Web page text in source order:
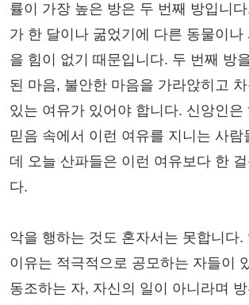
률이 가장 높은 방은 두 번째 방입니
가 한 달이나 굶었기에 다른 동물이나
을 힘이 없기 때문입니다. 두 번째 방
된 마음, 불안한 마음을 가라앉히고
있는 여유가 있어야 합니다. 신앙인은
믿음 속에서 이런 여유를 지니는 사람
데 오늘 산파들은 이런 여유보다 한 걸
다.
악을 행하는 것도 혼자서는 못합니다.
이유는 적극적으로 공모하는 자들이
동조하는 자, 자신의 일이 아니라며 방